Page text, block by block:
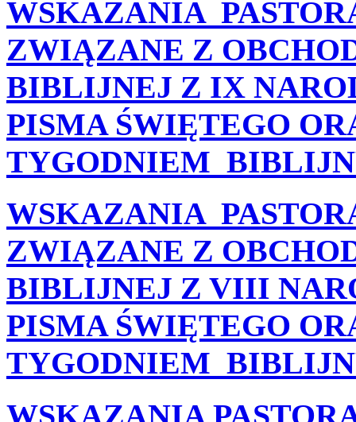
WSKAZANIA
ZWIĄZANE Z
BIBLIJNEJ Z IX
PISMA ŚWIĘTEGO
TYGODNIEM
WSKAZANIA
ZWIĄZANE Z
BIBLIJNEJ Z VIII
PISMA ŚWIĘTEGO
TYGODNIEM